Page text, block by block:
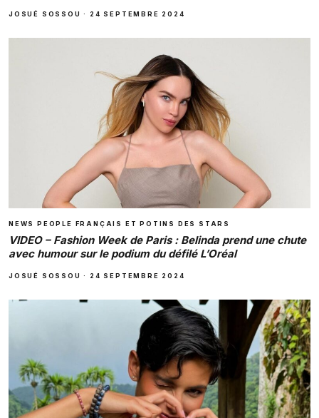
JOSUÉ SOSSOU · 24 SEPTEMBRE 2024
NEWS PEOPLE FRANÇAIS ET POTINS DES STARS
VIDEO – Fashion Week de Paris : Belinda prend une chute
avec humour sur le podium du défilé L’Oréal
JOSUÉ SOSSOU · 24 SEPTEMBRE 2024